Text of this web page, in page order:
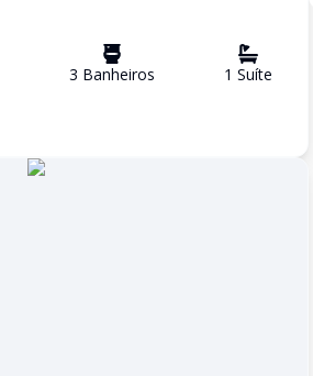
3 Banheiros 1 Suíte